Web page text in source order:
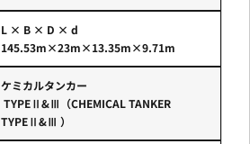
L × B × D × d
145.53m×23m×13.35m×9.71m
ケミカルタンカー
TYPEⅡ&Ⅲ（CHEMICAL TANKER
TYPEⅡ&Ⅲ ）